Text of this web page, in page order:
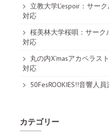
立教大学L’espoir：サー
対応
桜美林大学桜唄：サーク
対応
丸の内X’masアカペラス
対応
50FesROOKIES!!音響人
カテゴリー